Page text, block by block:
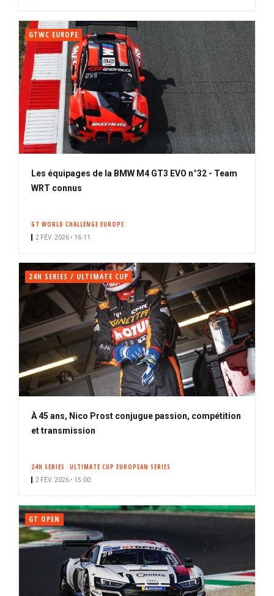
GTWC EUROPE
Les équipages de la BMW M4 GT3 EVO n°32 - Team
WRT connus
GT WORLD CHALLENGE EUROPE
2 FÉV. 2026 • 16:11
24H SERIES / ULTIMATE CUP
À 45 ans, Nico Prost conjugue passion, compétition
et transmission
24H SERIES ULTIMATE CUP EUROPEAN SERIES
2 FÉV. 2026 • 15:00
GT OPEN